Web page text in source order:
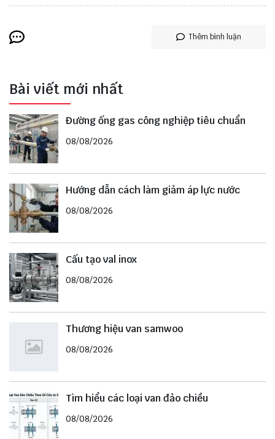
Thêm bình luận
Bài viết mới nhất
Đường ống gas công nghiệp tiêu chuẩn
08/08/2026
Hướng dẫn cách làm giảm áp lực nước
08/08/2026
Cấu tạo val inox
08/08/2026
Thương hiệu van samwoo
08/08/2026
Tìm hiểu các loại van đảo chiều
08/08/2026